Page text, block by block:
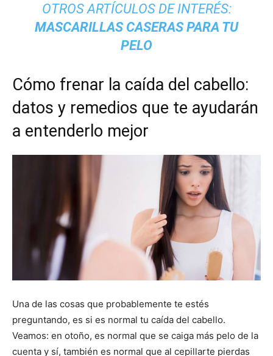
OTROS ARTÍCULOS DE INTERÉS:
MASCARILLAS CASERAS PARA TU
PELO
Cómo frenar la caída del cabello:
datos y remedios que te ayudarán
a entenderlo mejor
Una de las cosas que probablemente te estés
preguntando, es si es normal tu caída del cabello.
Veamos: en otoño, es normal que se caiga más pelo de la
cuenta y sí, también es normal que al cepillarte pierdas